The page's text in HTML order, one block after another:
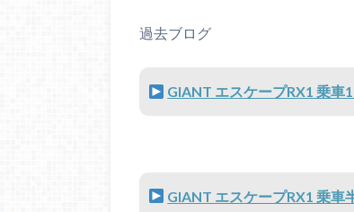
過去ブログ
GIANT エスケープRX1 乗車
GIANT エスケープRX1 乗車